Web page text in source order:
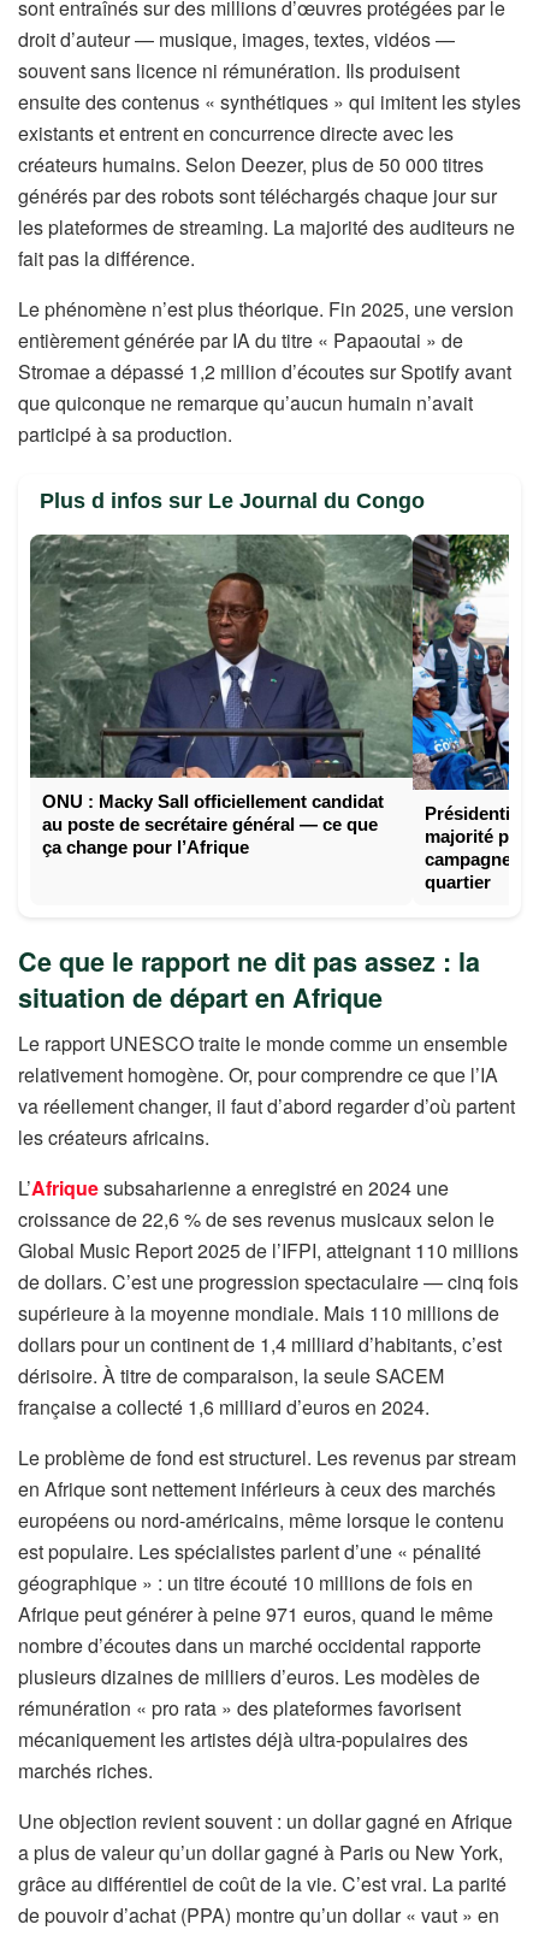
sont entraînés sur des millions d’œuvres protégées par le
droit d’auteur — musique, images, textes, vidéos —
souvent sans licence ni rémunération. Ils produisent
ensuite des contenus « synthétiques » qui imitent les styles
existants et entrent en concurrence directe avec les
créateurs humains. Selon Deezer, plus de 50 000 titres
générés par des robots sont téléchargés chaque jour sur
les plateformes de streaming. La majorité des auditeurs ne
fait pas la différence.
Le phénomène n’est plus théorique. Fin 2025, une version
entièrement générée par IA du titre « Papaoutai » de
Stromae a dépassé 1,2 million d’écoutes sur Spotify avant
que quiconque ne remarque qu’aucun humain n’avait
participé à sa production.
Plus d infos sur Le Journal du Congo
ONU : Macky Sall officiellement candidat
au poste de secrétaire général — ce que
ça change pour l’Afrique
majorité
campagne
quartier
Ce que le rapport ne dit pas assez : la
situation de départ en Afrique
Le rapport UNESCO traite le monde comme un ensemble
relativement homogène. Or, pour comprendre ce que l’IA
va réellement changer, il faut d’abord regarder d’où partent
les créateurs africains.
L’Afriquesubsaharienne a enregistré en 2024 une
croissance de 22,6 % de ses revenus musicaux selon le
Global Music Report 2025 de l’IFPI, atteignant 110 millions
de dollars. C’est une progression spectaculaire — cinq fois
supérieure à la moyenne mondiale. Mais 110 millions de
dollars pour un continent de 1,4 milliard d’habitants, c’est
dérisoire. À titre de comparaison, la seule SACEM
française a collecté 1,6 milliard d’euros en 2024.
Le problème de fond est structurel. Les revenus par stream
en Afrique sont nettement inférieurs à ceux des marchés
européens ou nord-américains, même lorsque le contenu
est populaire. Les spécialistes parlent d’une « pénalité
géographique » : un titre écouté 10 millions de fois en
Afrique peut générer à peine 971 euros, quand le même
nombre d’écoutes dans un marché occidental rapporte
plusieurs dizaines de milliers d’euros. Les modèles de
rémunération « pro rata » des plateformes favorisent
mécaniquement les artistes déjà ultra-populaires des
marchés riches.
Une objection revient souvent : un dollar gagné en Afrique
a plus de valeur qu’un dollar gagné à Paris ou New York,
grâce au différentiel de coût de la vie. C’est vrai. La parité
de pouvoir d’achat (PPA) montre qu’un dollar « vaut » en